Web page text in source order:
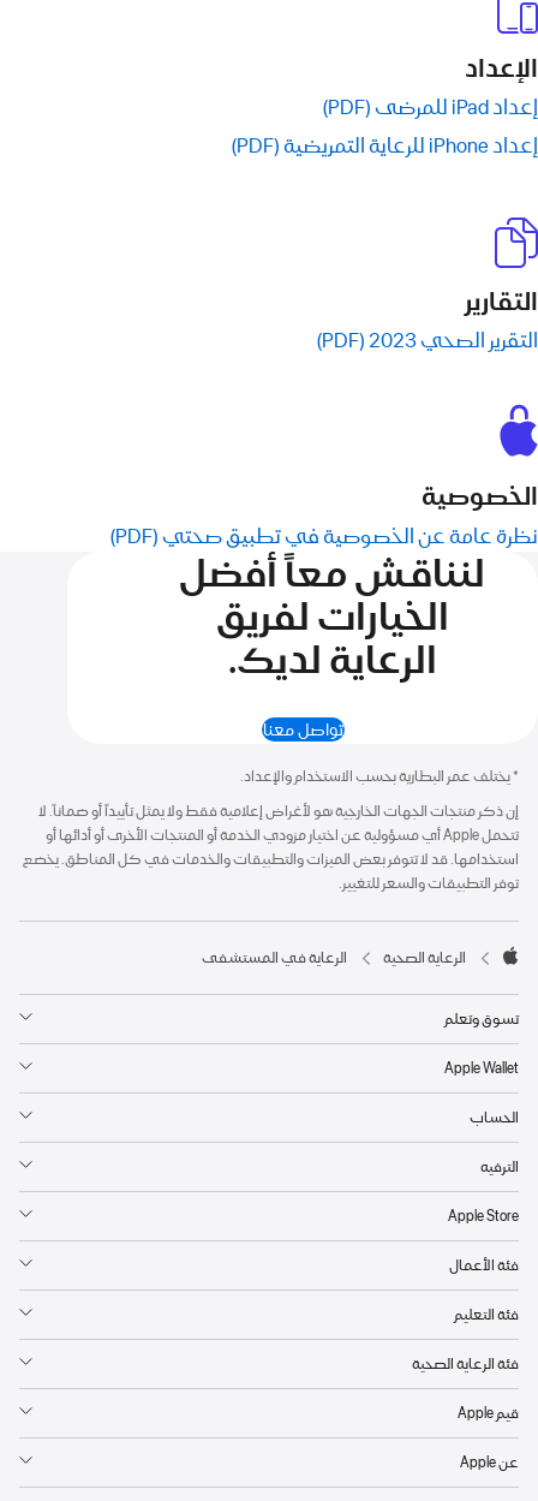
الإعداد
إعداد iPad للمرضى (PDF)
إعداد iPhone للرعاية التمريضية (PDF)
التقارير
التقرير الصحي 2023 (PDF)
الخصوصية
نظرة عامة عن الخصوصية في تطبيق صحتي (PDF)
لنناقش معاً أفضل
الخيارات لفريق
الرعاية لديك.
تواصل معنا
* يختلف عمر البطارية بحسب الاستخدام والإعداد.
إن ذكر منتجات الجهات الخارجية هو لأغراض إعلامية فقط ولا يمثل تأييداً أو ضماناً. لا
تتحمل Apple أي مسؤولية عن اختيار مزودي الخدمة أو المنتجات الأخرى أو أدائها أو
استخدامها. قد لا تتوفر بعض الميزات والتطبيقات والخدمات في كل المناطق. يخضع
توفر التطبيقات والسعر للتغيير.

الرعاية الصحية الرعاية في المستشفى
تسوق وتعلم
Apple Wallet
الحساب
الترفيه
Apple Store‏
فئة الأعمال
فئة التعليم
فئة الرعاية الصحية
قيم Apple
عن Apple